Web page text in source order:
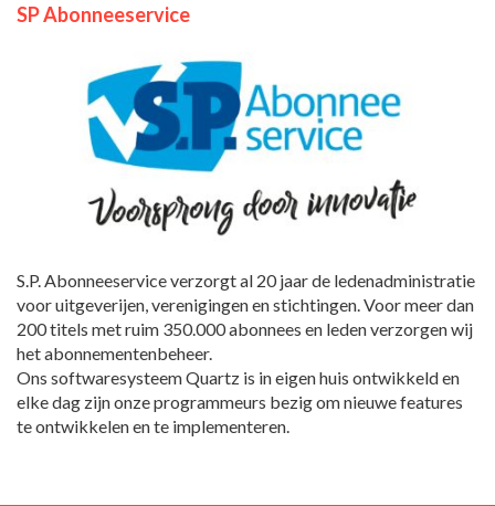
SP Abonneeservice
S.P. Abonneeservice verzorgt al 20 jaar de ledenadministratie
voor uitgeverijen, verenigingen en stichtingen. Voor meer dan
200 titels met ruim 350.000 abonnees en leden verzorgen wij
het abonnementenbeheer.
Ons softwaresysteem Quartz is in eigen huis ontwikkeld en
elke dag zijn onze programmeurs bezig om nieuwe features
te ontwikkelen en te implementeren.